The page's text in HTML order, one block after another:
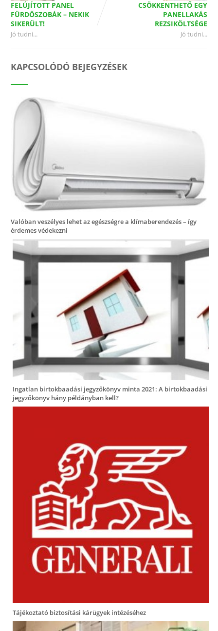
FELÚJÍTOTT PANEL
FÜRDŐSZOBÁK – NEKIK
SIKERÜLT!
Jó tudni...
CSÖKKENTHETŐ EGY
PANELLAKÁS
REZSIKÖLTSÉGE
Jó tudni...
KAPCSOLÓDÓ BEJEGYZÉSEK
Valóban veszélyes lehet az egészségre a klímaberendezés – így
érdemes védekezni
Ingatlan birtokbaadási jegyzőkönyv minta 2021: A birtokbaadási
jegyzőkönyv hány példányban kell?
Tájékoztató biztosítási kárügyek intézéséhez